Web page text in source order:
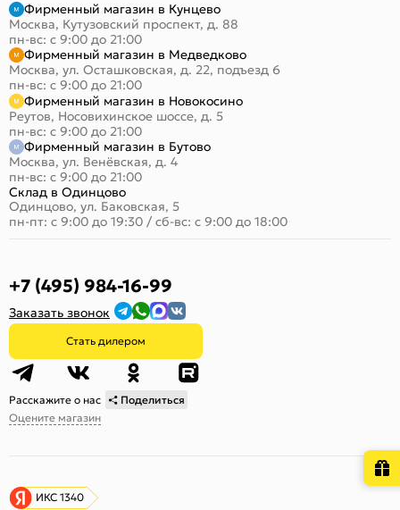
Фирменный магазин в Кунцево
Москва, Кутузовский проспект, д. 88
пн-вс: с 9:00 до 21:00
Фирменный магазин в Медведково
Москва, ул. Осташковская, д. 22, подъезд 6
пн-вс: с 9:00 до 21:00
Фирменный магазин в Новокосино
Реутов, Носовихинское шоссе, д. 5
пн-вс: с 9:00 до 21:00
Фирменный магазин в Бутово
Москва, ул. Венёвская, д. 4
пн-вс: с 9:00 до 21:00
Склад в Одинцово
Одинцово, ул. Баковская, 5
пн-пт: с 9:00 до 19:30 / сб-вс: с 9:00 до 18:00
+7 (495) 984-16-99
Заказать звонок
Стать дилером
Расскажите о нас
Поделиться
Оцените магазин
ИКС 1340